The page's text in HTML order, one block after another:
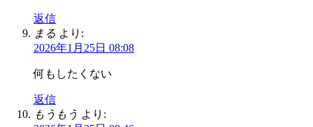
返信
まる より:
2026年1月25日 08:08
何もしたくない
返信
もうもう より: